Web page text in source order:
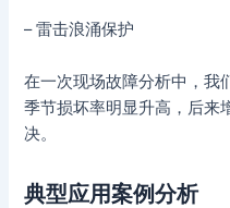
– 雷击浪涌保护
在一次现场故障分析中，我
季节损坏率明显升高，后来
决。
典型应用案例分析